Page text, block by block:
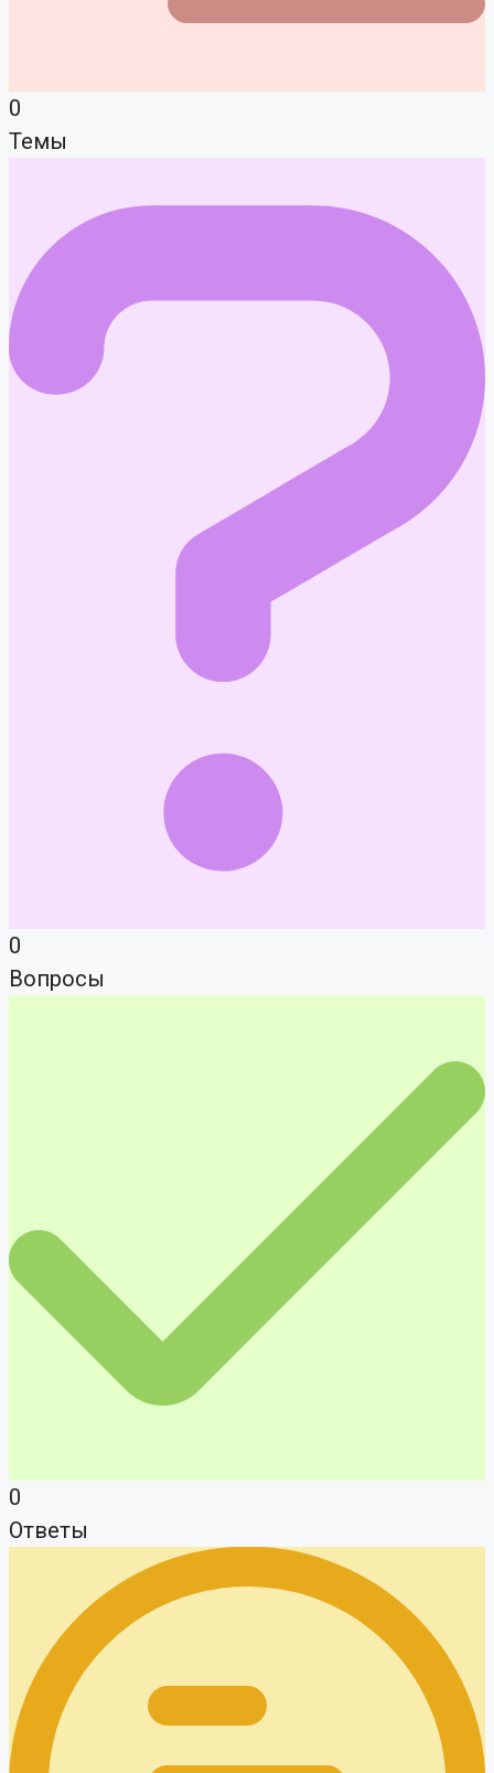
0
Темы
0
Вопросы
0
Ответы